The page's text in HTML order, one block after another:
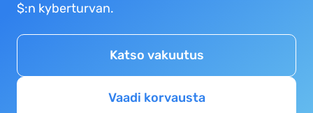
$:n kyberturvan.
Katso vakuutus
Vaadi korvausta